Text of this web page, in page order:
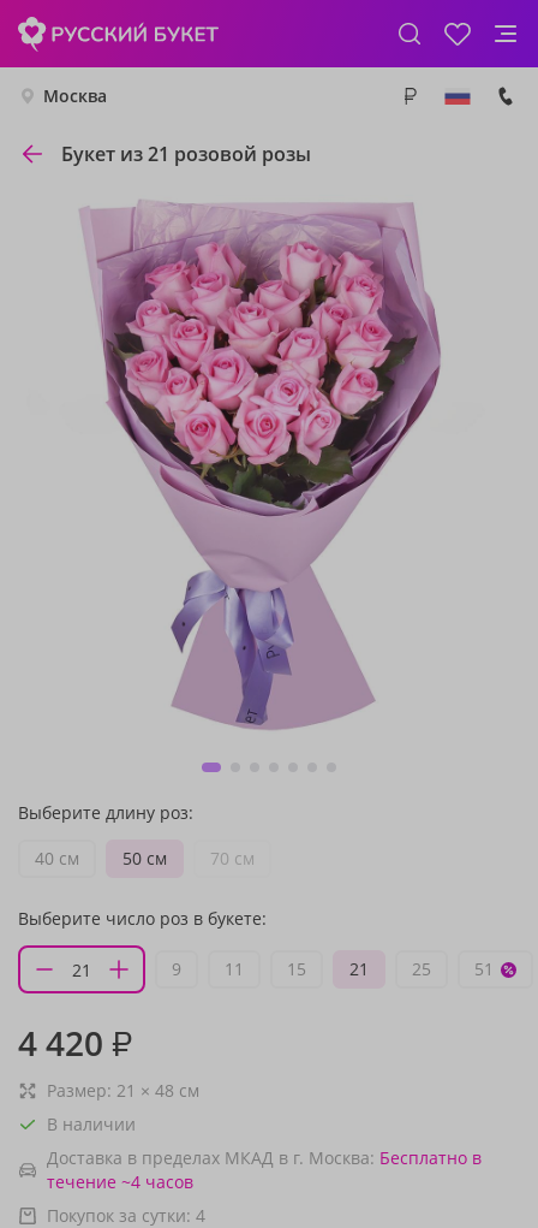
Москва
Букет из 21 розовой розы
Выберите длину роз:
40 см
50 см 70 см
Выберите число роз в букете:
9 11 15 21 25 51
4 420 ₽
Размер: 21 × 48 см
В наличии
Доставка в пределах МКАД в г. Москва: Бесплатно в
течение ~4 часов
Покупок за сутки: 4